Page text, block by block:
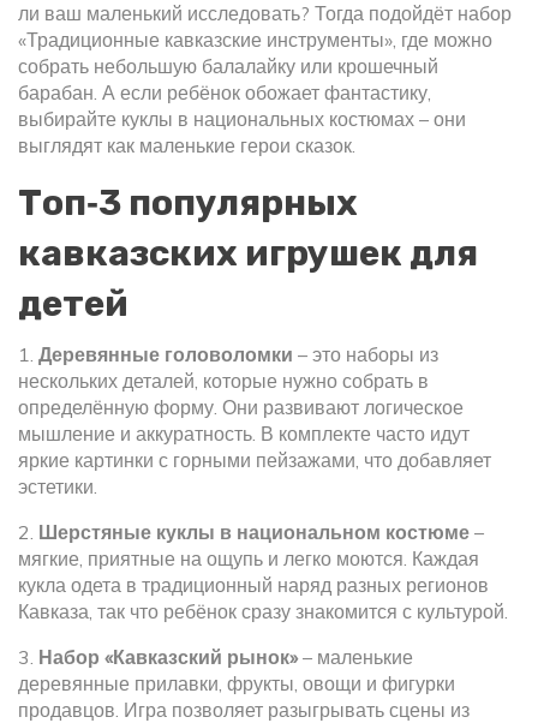
ли ваш маленький исследовать? Тогда подойдёт набор
«Традиционные кавказские инструменты», где можно
собрать небольшую балалайку или крошечный
барабан. А если ребёнок обожает фантастику,
выбирайте куклы в национальных костюмах – они
выглядят как маленькие герои сказок.
Топ‑3 популярных
кавказских игрушек для
детей
1. Деревянные головоломки – это наборы из
нескольких деталей, которые нужно собрать в
определённую форму. Они развивают логическое
мышление и аккуратность. В комплекте часто идут
яркие картинки с горными пейзажами, что добавляет
эстетики.
2. Шерстяные куклы в национальном костюме –
мягкие, приятные на ощупь и легко моются. Каждая
кукла одета в традиционный наряд разных регионов
Кавказа, так что ребёнок сразу знакомится с культурой.
3. Набор «Кавказский рынок»– маленькие
деревянные прилавки, фрукты, овощи и фигурки
продавцов. Игра позволяет разыгрывать сцены из